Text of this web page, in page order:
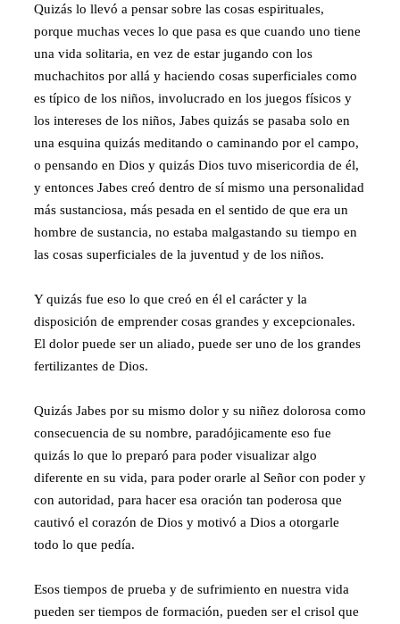
Quizás lo llevó a pensar sobre las cosas espirituales,
porque muchas veces lo que pasa es que cuando uno tiene
una vida solitaria, en vez de estar jugando con los
muchachitos por allá y haciendo cosas superficiales como
es típico de los niños, involucrado en los juegos físicos y
los intereses de los niños, Jabes quizás se pasaba solo en
una esquina quizás meditando o caminando por el campo,
o pensando en Dios y quizás Dios tuvo misericordia de él,
y entonces Jabes creó dentro de sí mismo una personalidad
más sustanciosa, más pesada en el sentido de que era un
hombre de sustancia, no estaba malgastando su tiempo en
las cosas superficiales de la juventud y de los niños.
Y quizás fue eso lo que creó en él el carácter y la
disposición de emprender cosas grandes y excepcionales.
El dolor puede ser un aliado, puede ser uno de los grandes
fertilizantes de Dios.
Quizás Jabes por su mismo dolor y su niñez dolorosa como
consecuencia de su nombre, paradójicamente eso fue
quizás lo que lo preparó para poder visualizar algo
diferente en su vida, para poder orarle al Señor con poder y
con autoridad, para hacer esa oración tan poderosa que
cautivó el corazón de Dios y motivó a Dios a otorgarle
todo lo que pedía.
Esos tiempos de prueba y de sufrimiento en nuestra vida
pueden ser tiempos de formación, pueden ser el crisol que